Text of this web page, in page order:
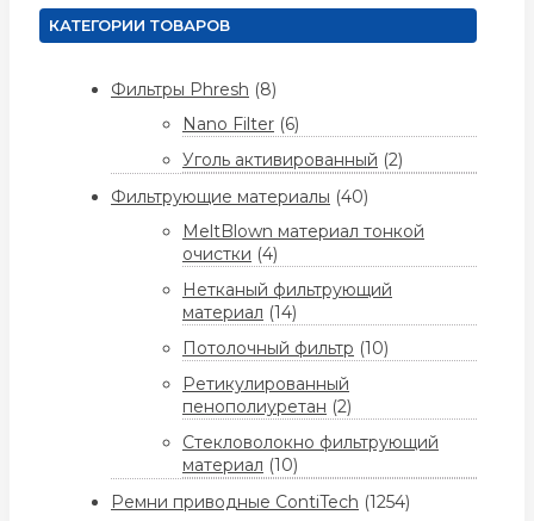
КАТЕГОРИИ ТОВАРОВ
Фильтры Phresh (8)
Nano Filter (6)
Уголь активированный (2)
Фильтрующие материалы (40)
MeltBlown материал тонкой
очистки (4)
Нетканый фильтрующий
материал (14)
Потолочный фильтр (10)
Ретикулированный
пенополиуретан (2)
Стекловолокно фильтрующий
материал (10)
Ремни приводные ContiTech (1254)